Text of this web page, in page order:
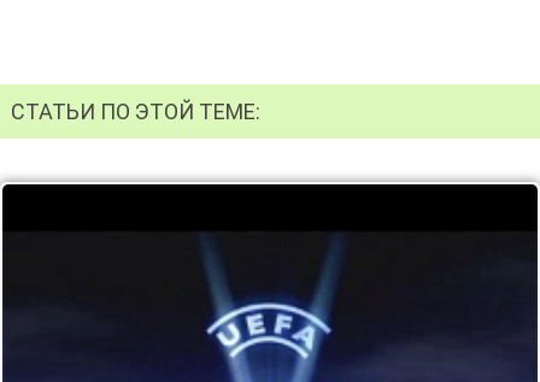
СТАТЬИ ПО ЭТОЙ ТЕМЕ: